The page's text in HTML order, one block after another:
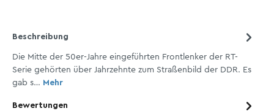
Beschreibung
Die Mitte der 50er-Jahre eingeführten Frontlenker der RT-
Serie gehörten über Jahrzehnte zum Straßenbild der DDR. Es
gab s… Mehr
Bewertungen